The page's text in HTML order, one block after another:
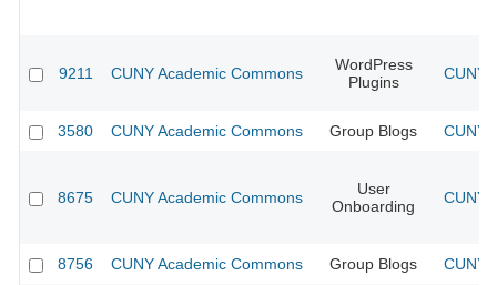
9211 CUNY Academic Commons
WordPress
Plugins
CUNY
3580 CUNY Academic Commons Group Blogs CUNY
8675 CUNY Academic Commons
User
Onboarding
CUNY
8756 CUNY Academic Commons Group Blogs CUNY